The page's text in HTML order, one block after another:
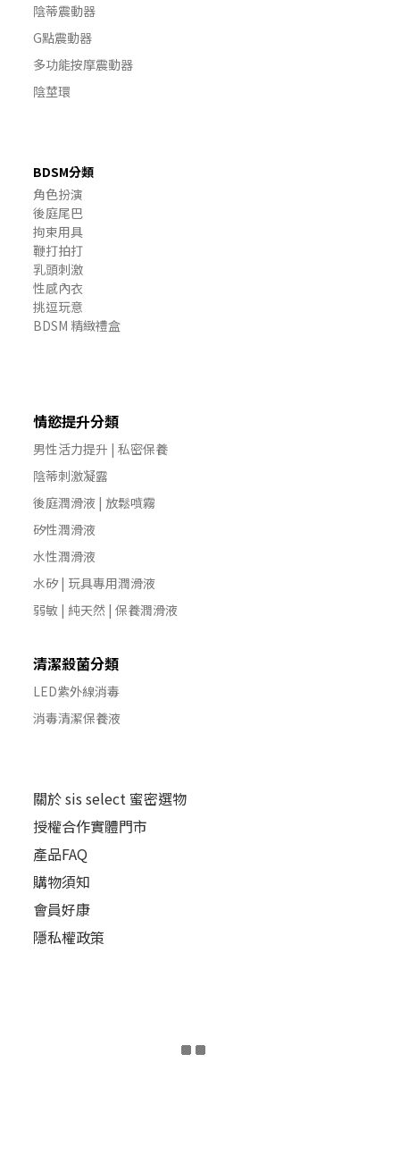
陰蒂震動器
G點震動器
多功能按摩震動器
陰莖環
BDSM分類
角色扮演
後庭尾巴
拘束用具
鞭打拍打
乳頭刺激
性感內衣
挑逗玩意
BDSM 精緻禮盒
情慾提升分類
男性活力提升 | 私密保養
陰蒂刺激凝露
後庭潤滑液 | 放鬆噴霧
矽性潤滑液
水性潤滑液
水矽 | 玩具專用潤滑液
弱敏 | 純天然 | 保養潤滑液
清潔殺菌分類
LED紫外線消毒
消毒清潔保養液
關於 sis select 蜜密選物
授權合作實體門市
產品FAQ
購物須知
會員好康
隱私權政策